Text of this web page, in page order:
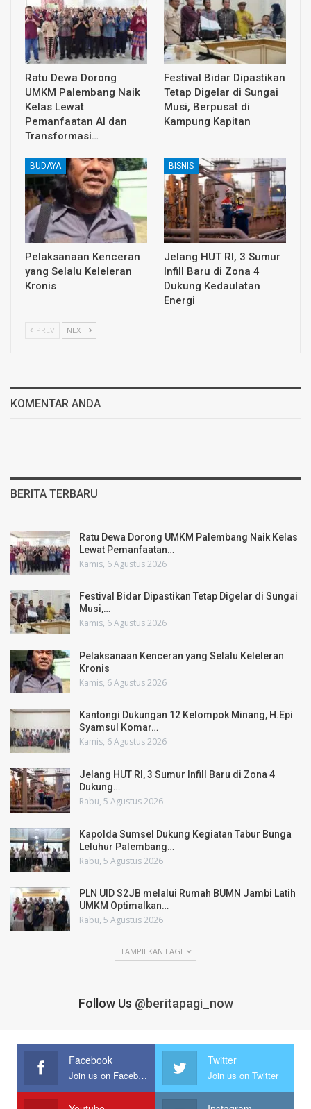
Ratu Dewa Dorong
UMKM Palembang Naik
Kelas Lewat
Pemanfaatan AI dan
Transformasi…
Festival Bidar Dipastikan
Tetap Digelar di Sungai
Musi, Berpusat di
Kampung Kapitan
BUDAYA
Pelaksanaan Kenceran
yang Selalu Keleleran
Kronis
BISNIS
Jelang HUT RI, 3 Sumur
Infill Baru di Zona 4
Dukung Kedaulatan
Energi
PREV NEXT
KOMENTAR ANDA
BERITA TERBARU
Ratu Dewa Dorong UMKM Palembang Naik Kelas
Lewat Pemanfaatan…
Kamis, 6 Agustus 2026
Festival Bidar Dipastikan Tetap Digelar di Sungai
Musi,…
Kamis, 6 Agustus 2026
Pelaksanaan Kenceran yang Selalu Keleleran
Kronis
Kamis, 6 Agustus 2026
Kantongi Dukungan 12 Kelompok Minang, H.Epi
Syamsul Komar…
Kamis, 6 Agustus 2026
Jelang HUT RI, 3 Sumur Infill Baru di Zona 4
Dukung…
Rabu, 5 Agustus 2026
Kapolda Sumsel Dukung Kegiatan Tabur Bunga
Leluhur Palembang…
Rabu, 5 Agustus 2026
PLN UID S2JB melalui Rumah BUMN Jambi Latih
UMKM Optimalkan…
Rabu, 5 Agustus 2026
TAMPILKAN LAGI
Follow Us @beritapagi_now
Facebook
Join us on Facebook
Twitter
Join us on Twitter